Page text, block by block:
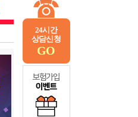
24시간
상담신청
GO